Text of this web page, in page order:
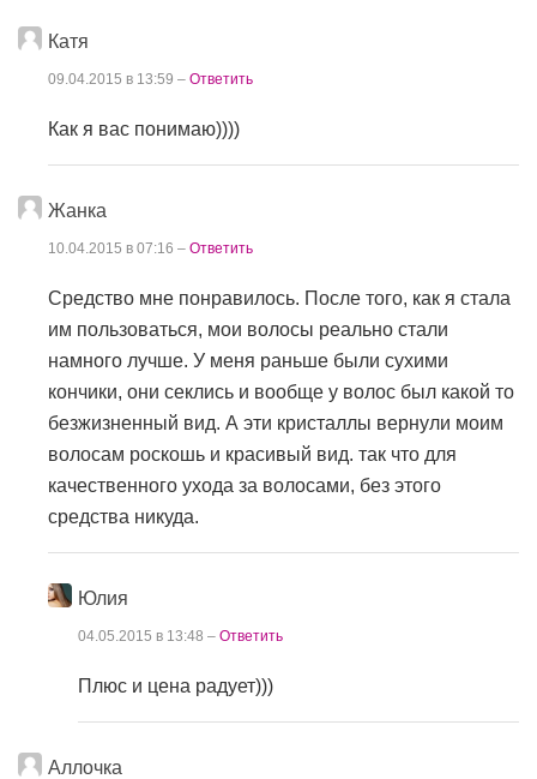
Катя
09.04.2015 в 13:59 – Ответить
Как я вас понимаю))))
Жанка
10.04.2015 в 07:16 – Ответить
Средство мне понравилось. После того, как я стала
им пользоваться, мои волосы реально стали
намного лучше. У меня раньше были сухими
кончики, они секлись и вообще у волос был какой то
безжизненный вид. А эти кристаллы вернули моим
волосам роскошь и красивый вид. так что для
качественного ухода за волосами, без этого
средства никуда.
Юлия
04.05.2015 в 13:48 – Ответить
Плюс и цена радует)))
Аллочка